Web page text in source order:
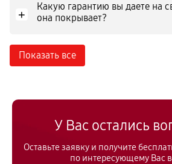
+
Какую гарантию вы даете на
она покрывает?
Показать все
У Вас остались
Оставьте заявку и получите
по интересующему Вас